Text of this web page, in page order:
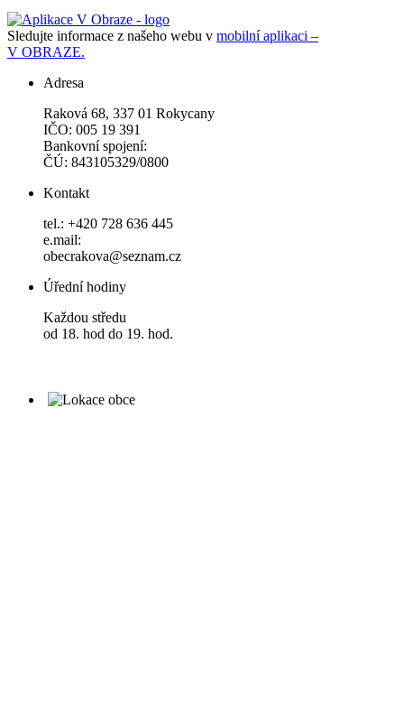
Sledujte informace z našeho webu v mobilní aplikaci –
V OBRAZE.
Adresa
Raková 68, 337 01 Rokycany
IČO: 005 19 391
Bankovní spojení:
ČÚ: 843105329/0800
Kontakt
tel.: +420 728 636 445
e.mail:
obecrakova@seznam.cz
Úřední hodiny
Každou středu
od 18. hod do 19. hod.